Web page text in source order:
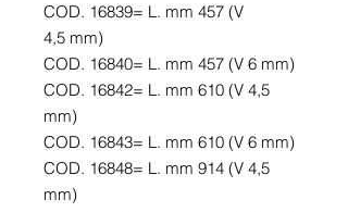
COD. 16839= L. mm 457 (V
4,5 mm)
COD. 16840= L. mm 457 (V 6 mm)
COD. 16842= L. mm 610 (V 4,5
mm)
COD. 16843= L. mm 610 (V 6 mm)
COD. 16848= L. mm 914 (V 4,5
mm)